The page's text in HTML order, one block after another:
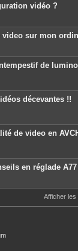
vidéo ?
video sur mon
de
décevantes !!
de video en
en réglade
Afficher les